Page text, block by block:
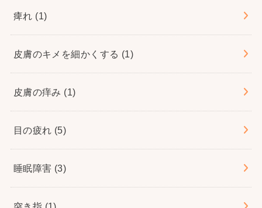
痺れ (1)
皮膚のキメを細かくする (1)
皮膚の痒み (1)
目の疲れ (5)
睡眠障害 (3)